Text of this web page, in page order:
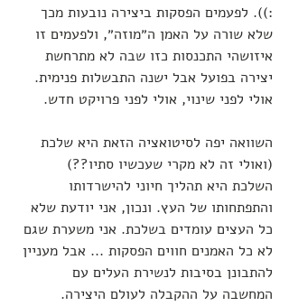
:)). לפעמים הפסקות ביצירה נובעות מכך
שלא שורה על האמן ה״מוזה״, ולפעמים זו
איזושהי התכנסות כזו שבה לא מתרחשת
יצירה בפועל אבל ישנה התבשלות פנימית.
אולי לפני שינוי, אולי לפני פרויקט חדש.
השוואה יפה לסיטואציה הזאת היא שלכת
(ואולי זה לא מקרי שעכשיו סתיו??)
השלכת היא תהליך חיוני להישרדותו
והתפתחותו של העץ. ונכון, אני יודעת שלא
כל העצים עומדים בשלכת. אני משערת שגם
לא כל האמנים חווים הפסקות ... אבל מעניין
להתבונן בסיבות לנשירת העלים עם
המחשבה על ההקבלה לעולם היצירה.